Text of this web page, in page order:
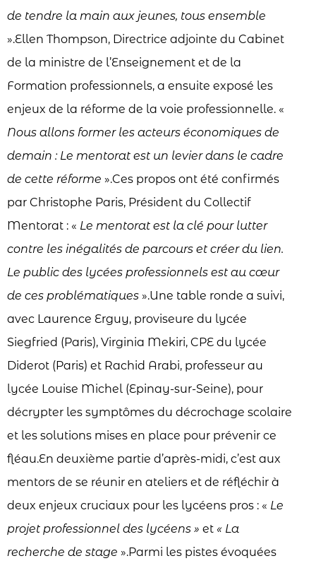
de tendre la main aux jeunes, tous ensemble
».Ellen Thompson, Directrice adjointe du Cabinet
de la ministre de l’Enseignement et de la
Formation professionnels, a ensuite exposé les
enjeux de la réforme de la voie professionnelle. «
Nous allons former les acteurs économiques de
demain : Le mentorat est un levier dans le cadre
de cette réforme ».Ces propos ont été confirmés
par Christophe Paris, Président du Collectif
Mentorat : « Le mentorat est la clé pour lutter
contre les inégalités de parcours et créer du lien.
Le public des lycées professionnels est au cœur
de ces problématiques ».Une table ronde a suivi,
avec Laurence Erguy, proviseure du lycée
Siegfried (Paris), Virginia Mekiri, CPE du lycée
Diderot (Paris) et Rachid Arabi, professeur au
lycée Louise Michel (Epinay-sur-Seine), pour
décrypter les symptômes du décrochage scolaire
et les solutions mises en place pour prévenir ce
fléau.En deuxième partie d’après-midi, c’est aux
mentors de se réunir en ateliers et de réfléchir à
deux enjeux cruciaux pour les lycéens pros : « Le
projet professionnel des lycéens » et « La
recherche de stage ».Parmi les pistes évoquées